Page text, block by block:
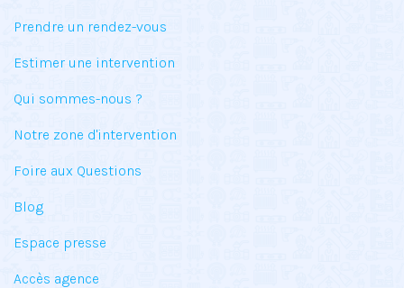
Prendre un rendez-vous
Estimer une intervention
Qui sommes-nous ?
Notre zone d'intervention
Foire aux Questions
Blog
Espace presse
Accès agence